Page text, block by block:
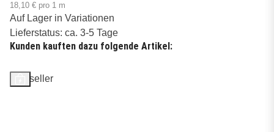
18,10 € pro 1 m
Auf Lager in Variationen
Lieferstatus: ca. 3-5 Tage
Kunden kauften dazu folgende Artikel:
Bestseller